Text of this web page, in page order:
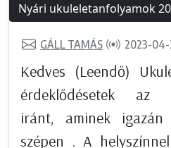
Nyári ukuleletanfolyamok
GÁLL TAMÁS 2023-
Kedves (Leendő)
érdeklődésetek az
iránt, aminek
szépen . A